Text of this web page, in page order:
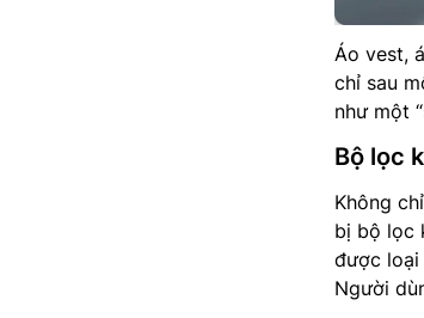
Áo vest,
chỉ sau
như một
Bộ lọc
Không
bị bộ lọc
được loại
Người